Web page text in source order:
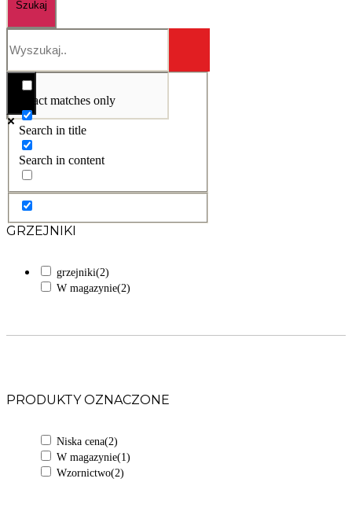
Exact matches only
Search in title
Search in content
GRZEJNIKI
grzejniki(2)
W magazynie(2)
PRODUKTY OZNACZONE
Niska cena(2)
W magazynie(1)
Wzornictwo(2)